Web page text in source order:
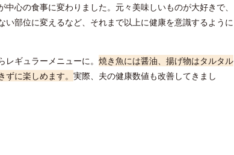
心の食事に変わりました。元々美味しいものが大好きで、
部位に変えるなど、それまで以上に健康を意識するように
ギュラーメニューに。 焼き魚には醤油、揚げ物はタルタル
に楽しめます。 実際、夫の健康数値も改善してきまし